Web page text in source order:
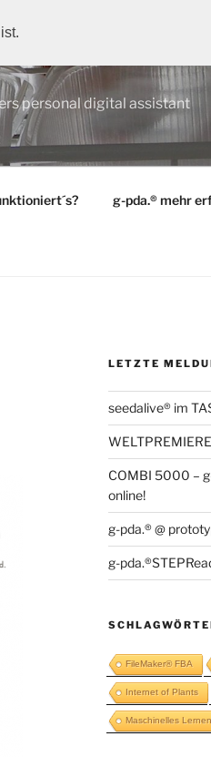
personal digital assistant
g-pda.® mehr
LETZTE
seedalive® im
COMBI 5000 –
online!
g-pda.® @
g-
FileMaker® FBA
Internet of Plants
Maschinelles Lernen